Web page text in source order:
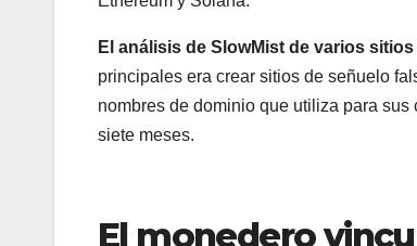
El análisis de SlowMist de varios
principales era crear sitios de señuelo
nombres de dominio que utiliza para sus
siete meses.
El monedero